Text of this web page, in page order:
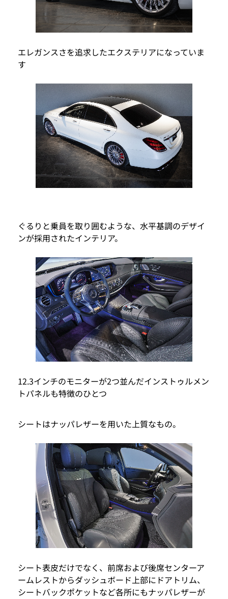
エレガンスさを追求したエクステリアになっていま
す
ぐるりと乗員を取り囲むような、水平基調のデザイ
ンが採用されたインテリア。
12.3インチのモニターが2つ並んだインストゥルメン
トパネルも特徴のひとつ
シートはナッパレザーを用いた上質なもの。
シート表皮だけでなく、前席および後席センターア
ームレストからダッシュボード上部にドアトリム、
シートバックポケットなど各所にもナッパレザーが